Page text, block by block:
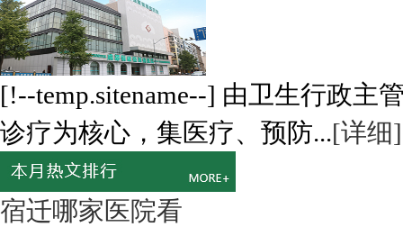
[!--temp.sitename--] 由卫生行政主
诊疗为核心，集医疗、预防...[详细]
宿迁哪家医院看